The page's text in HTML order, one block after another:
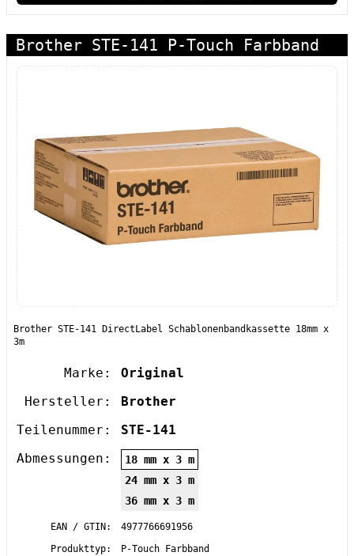
Brother STE-141 P-Touch Farbband
Brother STE-141 DirectLabel Schablonenbandkassette 18mm x
3m
Marke:
Original
Hersteller:
Brother
Teilenummer:
STE-141
Abmessungen:
18 mm x 3 m
24 mm x 3 m
36 mm x 3 m
EAN / GTIN:
4977766691956
Produkttyp:
P-Touch Farbband